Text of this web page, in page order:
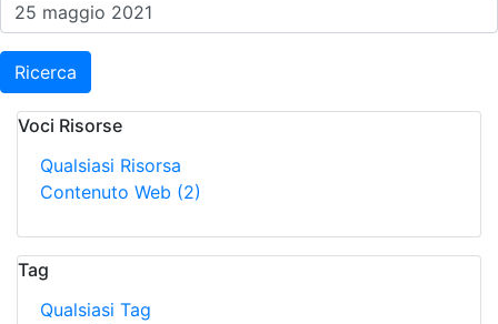
Ricerca
Voci Risorse
Qualsiasi Risorsa
Contenuto Web (2)
Tag
Qualsiasi Tag